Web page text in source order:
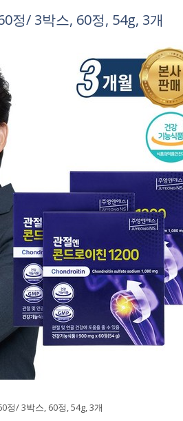
정/ 3박스, 60정, 54g, 3개
정/ 3박스, 60정, 54g, 3개